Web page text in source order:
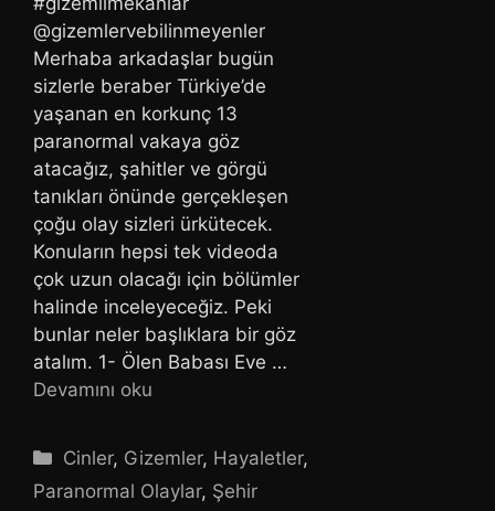
@gizemlervebilinmeyenler
Merhaba arkadaşlar bugün
sizlerle beraber Türkiye’de
yaşanan en korkunç 13
paranormal vakaya göz
atacağız, şahitler ve görgü
tanıkları önünde gerçekleşen
çoğu olay sizleri ürkütecek.
Konuların hepsi tek videoda
çok uzun olacağı için bölümler
halinde inceleyeceğiz. Peki
bunlar neler başlıklara bir göz
atalım. 1- Ölen Babası Eve …
Devamını oku
Kategoriler
Cinler, Gizemler, Hayaletler,
Paranormal Olaylar, Şehir